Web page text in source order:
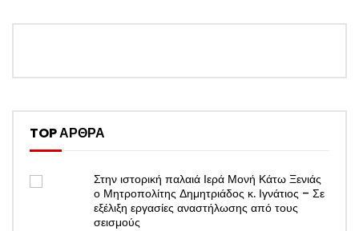
TOP ΑΡΘΡΑ
Στην ιστορική παλαιά Ιερά Μονή Κάτω Ξενιάς
ο Μητροπολίτης Δημητριάδος κ. Ιγνάτιος – Σε
εξέλιξη εργασίες αναστήλωσης από τους
σεισμούς